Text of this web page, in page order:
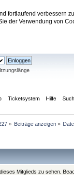
fortlaufend verbessern
der Verwendung von
Ticketsystem Hilfe
» Beiträge anzeigen»
Mitglieds zu sehen.